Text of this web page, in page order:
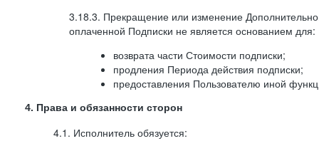
3.18.3. Прекращение или изменение
оплаченной Подписки не является основанием для:
возврата части Стоимости подписки;
продления Периода действия подписки;
предоставления Пользователю иной
4. Права и обязанности сторон
4.1. Исполнитель обязуется: